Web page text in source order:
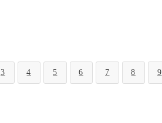
3 4 5 6 7 8 9